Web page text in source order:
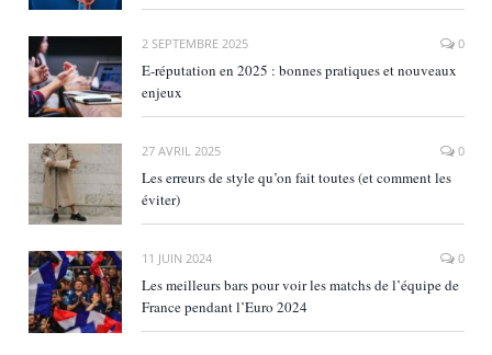
2 SEPTEMBRE 2025 0
E‑réputation en 2025 : bonnes pratiques et nouveaux
enjeux
27 AVRIL 2025 0
Les erreurs de style qu’on fait toutes (et comment les
éviter)
11 JUIN 2024 0
Les meilleurs bars pour voir les matchs de l’équipe de
France pendant l’Euro 2024